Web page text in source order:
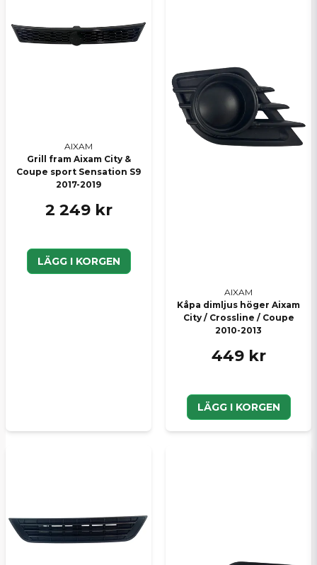
AIXAM
Grill fram Aixam City &
Coupe sport Sensation S9
2017-2019
2 249 kr
LÄGG I KORGEN
AIXAM
Kåpa dimljus höger Aixam
City / Crossline / Coupe
2010-2013
449 kr
LÄGG I KORGEN
Skicka en fråga